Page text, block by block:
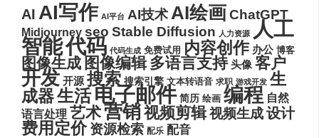
AI AI写作 AI平台 AI技术 AI绘画ChatGPT
Midjourney seo Stable Diffusion 人力资源 人工
智能代码 代码生成 免费试用 内容创作 办公 博客
图像生成 图像编辑 多语言支持 头像 客户
开发 开源 搜索 搜索引擎 文本转语音 求职 游戏开发 生
成器生活电子邮件 简历 绘画 编程 自然
语言处理 艺术营销视频剪辑视频生成设计
费用定价 资源检索 配乐 配音